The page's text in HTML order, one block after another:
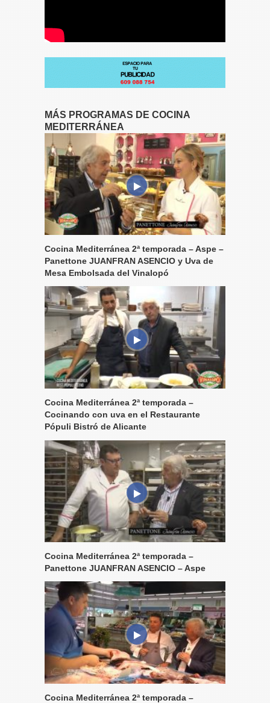
MÁS PROGRAMAS DE COCINA
MEDITERRÁNEA
Cocina Mediterránea 2ª temporada – Aspe –
Panettone JUANFRAN ASENCIO y Uva de
Mesa Embolsada del Vinalopó
Cocina Mediterránea 2ª temporada –
Cocinando con uva en el Restaurante
Pópuli Bistró de Alicante
Cocina Mediterránea 2ª temporada –
Panettone JUANFRAN ASENCIO – Aspe
Cocina Mediterránea 2ª temporada –